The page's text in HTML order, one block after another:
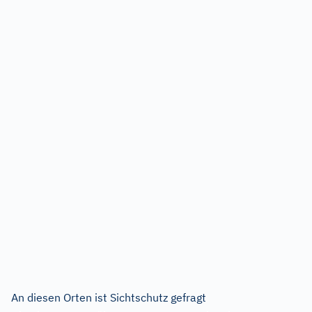
An diesen Orten ist Sichtschutz gefragt